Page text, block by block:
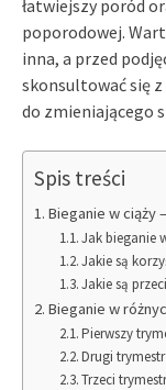
łatwiejszy poród
poporodowej.
inna, a przed
skonsultować się
do zmieniającego
Spis treści
Bieganie w ciąży
Jak bieganie
Jakie są
Jakie są
Bieganie w
Pierwszy
Drugi trymestr
Trzeci